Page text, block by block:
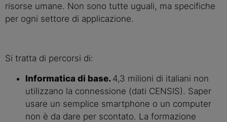
risorse umane. Non sono tutte uguali, ma specifiche
per ogni settore di applicazione.
Si tratta di percorsi di:
Informatica di base. 4,3 milioni di italiani non
utilizzano la connessione (dati CENSIS). Saper
usare un semplice smartphone o un computer
non è da dare per scontato. La formazione